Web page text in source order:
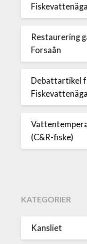
Restaurering
Forsaån
Debattartikel
(C&R-fiske)
KATEGORIER
Kansliet